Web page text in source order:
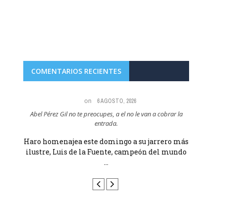
COMENTARIOS RECIENTES
on 6 AGOSTO, 2026
Abel Pérez Gil no te preocupes, a el no le van a cobrar la
entrada.
Haro homenajea este domingo a su jarrero más
ilustre, Luis de la Fuente, campeón del mundo
...